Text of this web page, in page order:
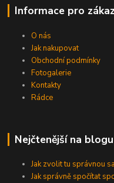
Informace pro
O nás
Jak nakupovat
Obchodní podmínky
Fotogalerie
Kontakty
Rádce
Nejčtenější na blogu
Jak zvolit tu správnou
Jak správně spočítat